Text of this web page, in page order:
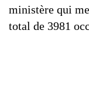
ministère qui
total de 3981